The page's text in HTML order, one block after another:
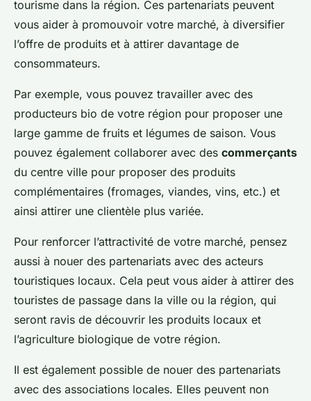
tourisme dans la région. Ces partenariats peuvent
vous aider à promouvoir votre marché, à diversifier
l’offre de produits et à attirer davantage de
consommateurs.
Par exemple, vous pouvez travailler avec des
producteurs bio de votre région pour proposer une
large gamme de fruits et légumes de saison. Vous
pouvez également collaborer avec des commerçants
du centre ville pour proposer des produits
complémentaires (fromages, viandes, vins, etc.) et
ainsi attirer une clientèle plus variée.
Pour renforcer l’attractivité de votre marché, pensez
aussi à nouer des partenariats avec des acteurs
touristiques locaux. Cela peut vous aider à attirer des
touristes de passage dans la ville ou la région, qui
seront ravis de découvrir les produits locaux et
l’agriculture biologique de votre région.
Il est également possible de nouer des partenariats
avec des associations locales. Elles peuvent non